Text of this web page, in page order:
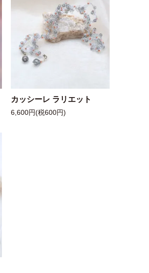
カッシーレ ラリエット
6,600円(税600円)